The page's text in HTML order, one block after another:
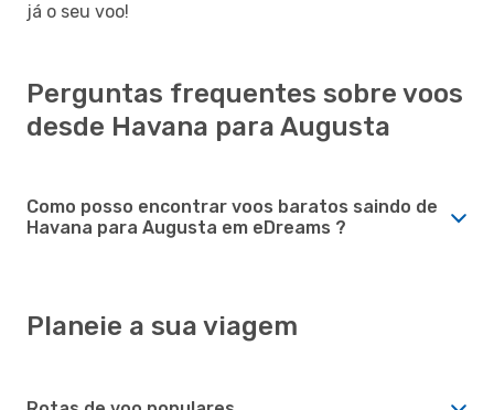
já o seu voo!
Perguntas frequentes sobre voos
desde Havana para Augusta
Como posso encontrar voos baratos saindo de
Havana para Augusta em eDreams ?
Planeie a sua viagem